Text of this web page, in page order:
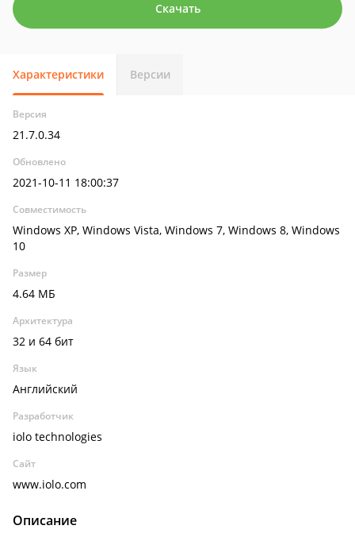
Скачать
Характеристики Версии
Версия
21.7.0.34
Обновлено
2021-10-11 18:00:37
Совместимость
Windows XP, Windows Vista, Windows 7, Windows 8, Windows
10
Размер
4.64 МБ
Архитектура
32 и 64 бит
Язык
Английский
Разработчик
iolo technologies
Сайт
www.iolo.com
Описание